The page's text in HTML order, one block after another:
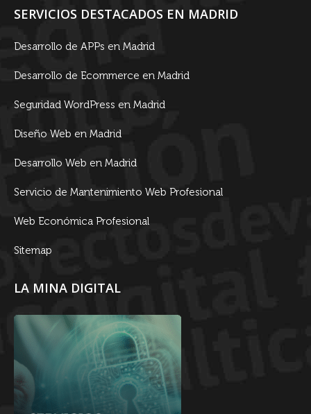
SERVICIOS DESTACADOS EN MADRID
Desarrollo de APPs en Madrid
Desarrollo de Ecommerce en Madrid
Seguridad WordPress en Madrid
Diseño Web en Madrid
Desarrollo Web en Madrid
Servicio de Mantenimiento Web Profesional
Web Económica Profesional
Sitemap
LA MINA DIGITAL